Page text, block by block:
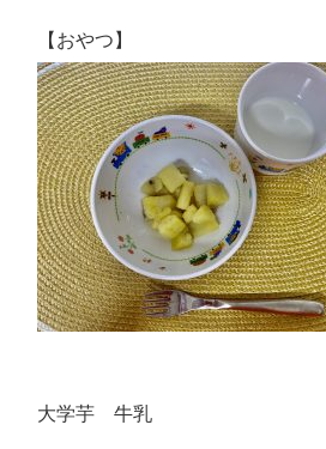
【おやつ】
大学芋 牛乳